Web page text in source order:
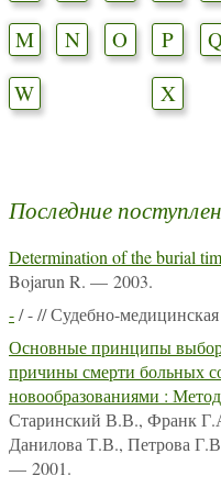
M
N O P
W
X
Последние
Determination of the burial
Bojarun R. — 2003.
-/ - // Судебно-
Основные принципы
причины смерти больных
новообразованиями :
Старинский В.В., Франк
Данилова Т.В., Петрова
— 2001.